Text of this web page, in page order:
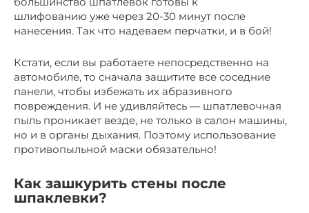
шлифованию уже через 20-30 минут после
нанесения. Так что надеваем перчатки, и в бой!
Кстати, если вы работаете непосредственно на
автомобиле, то сначала защитите все соседние
панели, чтобы избежать их абразивного
повреждения. И не удивляйтесь — шпатлевочная
пыль проникает везде, не только в салон машины,
но и в органы дыхания. Поэтому использование
противопыльной маски обязательно!
Как зашкурить стены после
шпаклевки?